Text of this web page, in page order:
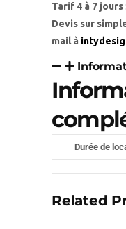
Tarif 4 à 7 jours
Devis sur
mail à
Durée de
Related